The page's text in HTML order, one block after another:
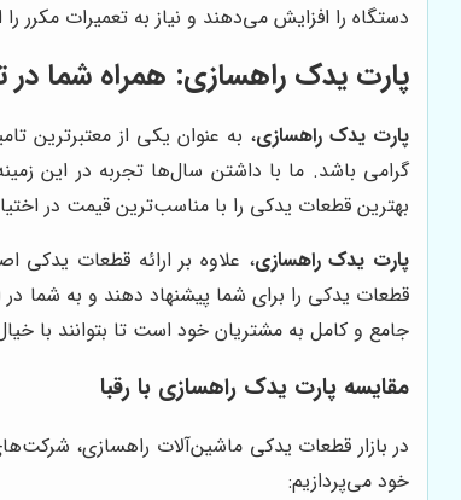
دستگاه را افزایش می‌دهند و نیاز به تعمیرات مکرر
پارت یدک راهسازی: همراه شما در
پارت یدک راهسازی، به عنوان یکی از معتبرترین
گرامی باشد. ما با داشتن سال‌ها تجربه در این
بهترین قطعات یدکی را با مناسب‌ترین قیمت در
پارت یدک راهسازی، علاوه بر ارائه قطعات یدکی
قطعات یدکی را برای شما پیشنهاد دهند و به شما
جامع و کامل به مشتریان خود است تا بتوانند با
مقایسه پارت یدک راهسازی با رقبا
در بازار قطعات یدکی ماشین‌آلات راهسازی،
خود می‌پردازیم: